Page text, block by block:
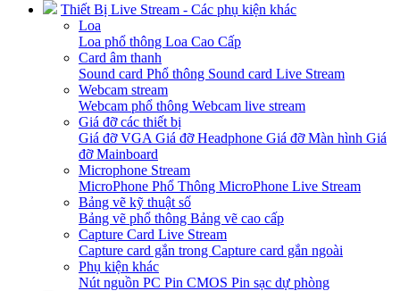
Thiết Bị Live Stream - Các phụ kiện khác
Loa
Loa phổ thông Loa Cao Cấp
Card âm thanh
Sound card Phổ thông Sound card Live Stream
Webcam stream
Webcam phổ thông Webcam live stream
Giá đỡ các thiết bị
Giá đỡ VGA Giá đỡ Headphone Giá đỡ Màn hình Giá
đỡ Mainboard
Microphone Stream
MicroPhone Phổ Thông MicroPhone Live Stream
Bảng vẽ kỹ thuật số
Bảng vẽ phổ thông Bảng vẽ cao cấp
Capture Card Live Stream
Capture card gắn trong Capture card gắn ngoài
Phụ kiện khác
Nút nguồn PC Pin CMOS Pin sạc dự phòng